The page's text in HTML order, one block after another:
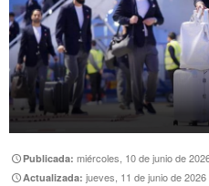
Publicada:miércoles, 10 de junio de
Actualizada:jueves, 11 de junio de